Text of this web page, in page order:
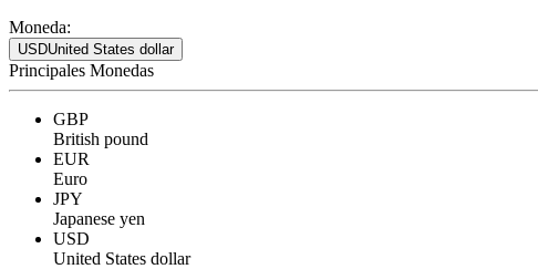
Moneda:
USDUnited States dollar
Principales Monedas
GBP
British pound
EUR
Euro
JPY
Japanese yen
USD
United States dollar